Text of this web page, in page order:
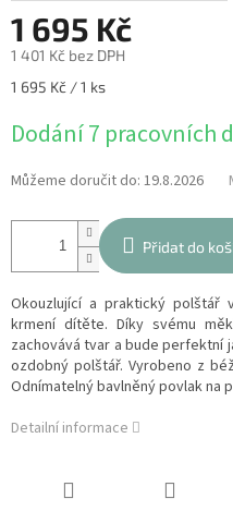
1 695 Kč
1 401 Kč bez DPH
Měrná
1 695 Kč / 1 ks
Dodání 7 pracovních
Můžeme doručit do: 19.8.2026
Přidat do
Okouzlující a praktický polštář
krmení dítěte. Díky svému
zachovává tvar a bude perfektní
ozdobný polštář. Vyrobeno z
Odnímatelný bavlněný povlak na
Detailní informace